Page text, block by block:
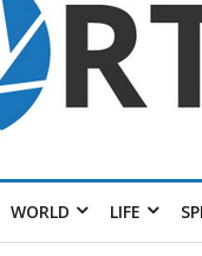
WORLD LIFE